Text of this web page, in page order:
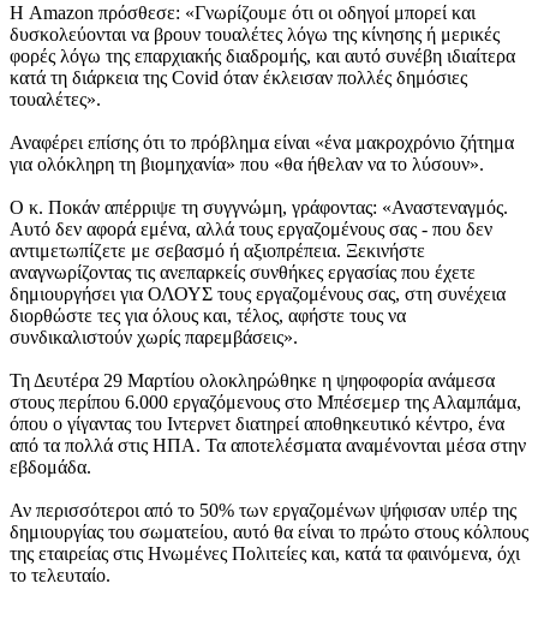
Η Amazon πρόσθεσε: «Γνωρίζουμε ότι οι οδηγοί μπορεί και
δυσκολεύονται να βρουν τουαλέτες λόγω της κίνησης ή μερικές
φορές λόγω της επαρχιακής διαδρομής, και αυτό συνέβη ιδιαίτερα
κατά τη διάρκεια της Covid όταν έκλεισαν πολλές δημόσιες
τουαλέτες».
Αναφέρει επίσης ότι το πρόβλημα είναι «ένα μακροχρόνιο ζήτημα
για ολόκληρη τη βιομηχανία» που «θα ήθελαν να το λύσουν».
Ο κ. Ποκάν απέρριψε τη συγγνώμη, γράφοντας: «Αναστεναγμός.
Αυτό δεν αφορά εμένα, αλλά τους εργαζομένους σας - που δεν
αντιμετωπίζετε με σεβασμό ή αξιοπρέπεια. Ξεκινήστε
αναγνωρίζοντας τις ανεπαρκείς συνθήκες εργασίας που έχετε
δημιουργήσει για ΟΛΟΥΣ τους εργαζομένους σας, στη συνέχεια
διορθώστε τες για όλους και, τέλος, αφήστε τους να
συνδικαλιστούν χωρίς παρεμβάσεις».
Τη Δευτέρα 29 Μαρτίου ολοκληρώθηκε η ψηφοφορία ανάμεσα
στους περίπου 6.000 εργαζόμενους στο Μπέσεμερ της Αλαμπάμα,
όπου ο γίγαντας του Ιντερνετ διατηρεί αποθηκευτικό κέντρο, ένα
από τα πολλά στις ΗΠΑ. Τα αποτελέσματα αναμένονται μέσα στην
εβδομάδα.
Αν περισσότεροι από το 50% των εργαζομένων ψήφισαν υπέρ της
δημιουργίας του σωματείου, αυτό θα είναι το πρώτο στους κόλπους
της εταιρείας στις Ηνωμένες Πολιτείες και, κατά τα φαινόμενα, όχι
το τελευταίο.